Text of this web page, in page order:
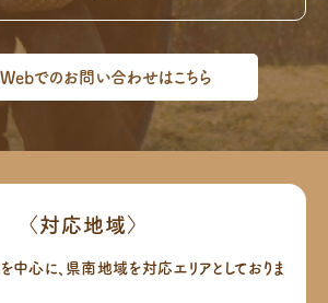
Webでのお問い合わせはこちら
〈対応地域〉
中心に、県南地域を対応エリアとしておりま